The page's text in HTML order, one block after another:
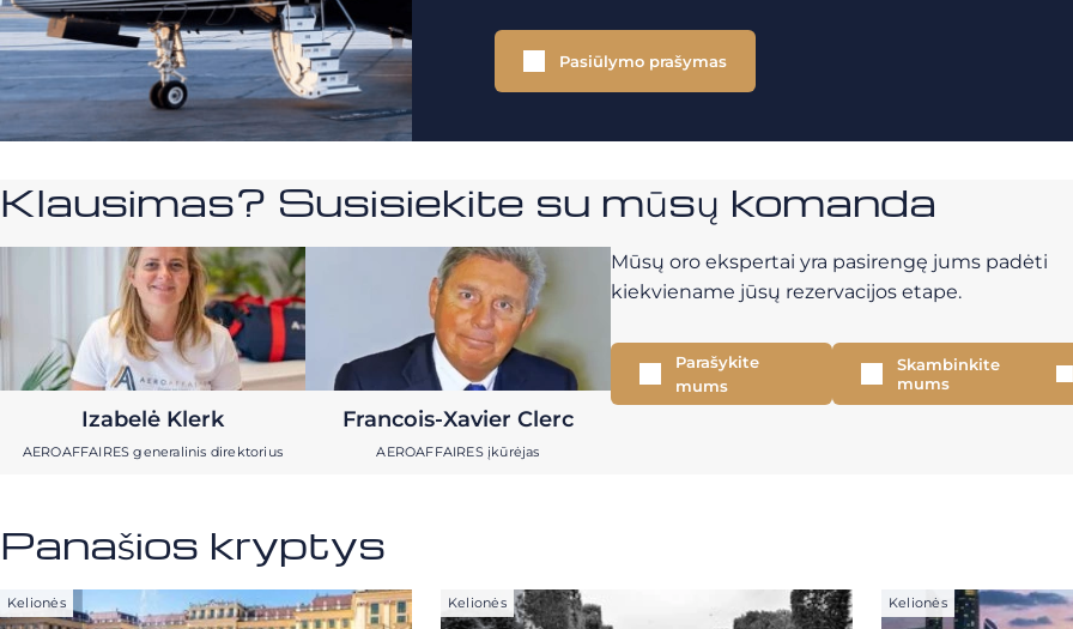
Pasiūlymo prašymas
Klausimas? Susisiekite su mūsų komanda
Izabelė Klerk
AEROAFFAIRES generalinis direktorius
Francois-Xavier Clerc
AEROAFFAIRES įkūrėjas
Mūsų oro ekspertai yra pasirengę jums padėti
kiekviename jūsų rezervacijos etape.
Parašykite
mums
Skambinkite
mums
Panašios kryptys
Kelionės Kelionės Kelionės